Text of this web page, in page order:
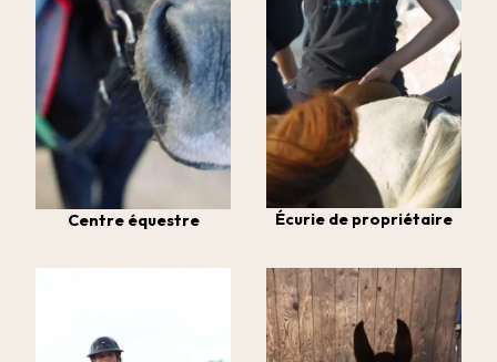
Centre équestre Écurie de propriétaire